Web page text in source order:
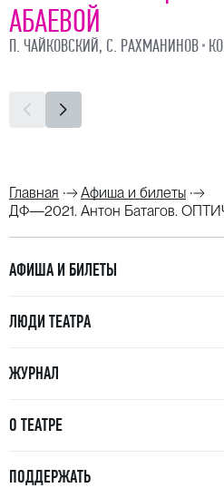
играет на клавишах в поп-
Семёнович, сняв очки,
Антон Батагов
АБАЕВОЙ
П. ЧАЙКОВСКИЙ, С. РАХМАНИНОВ
Главная
Афиша и билеты
ДФ—2021. Антон Батагов.
АФИША И БИЛЕТЫ
ЛЮДИ ТЕАТРА
ЖУРНАЛ
О ТЕАТРЕ
ПОДДЕРЖАТЬ